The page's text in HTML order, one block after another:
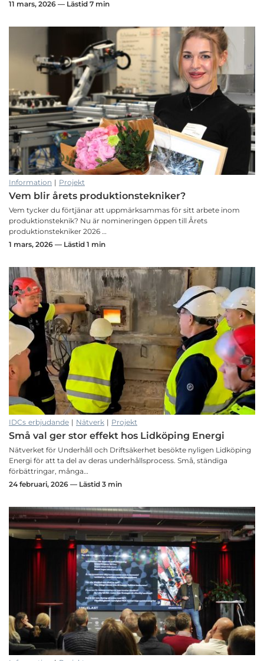
11 mars, 2026 — Lästid 7 min
Information | Projekt
Vem blir årets produktionstekniker?
Vem tycker du förtjänar att uppmärksammas för sitt arbete inom
produktionsteknik? Nu är nomineringen öppen till Årets
produktionstekniker 2026 …
1 mars, 2026 — Lästid 1 min
IDCs erbjudande | Nätverk | Projekt
Små val ger stor effekt hos Lidköping Energi
Nätverket för Underhåll och Driftsäkerhet besökte nyligen Lidköping
Energi för att ta del av deras underhållsprocess. Små, ständiga
förbättringar, många…
24 februari, 2026 — Lästid 3 min